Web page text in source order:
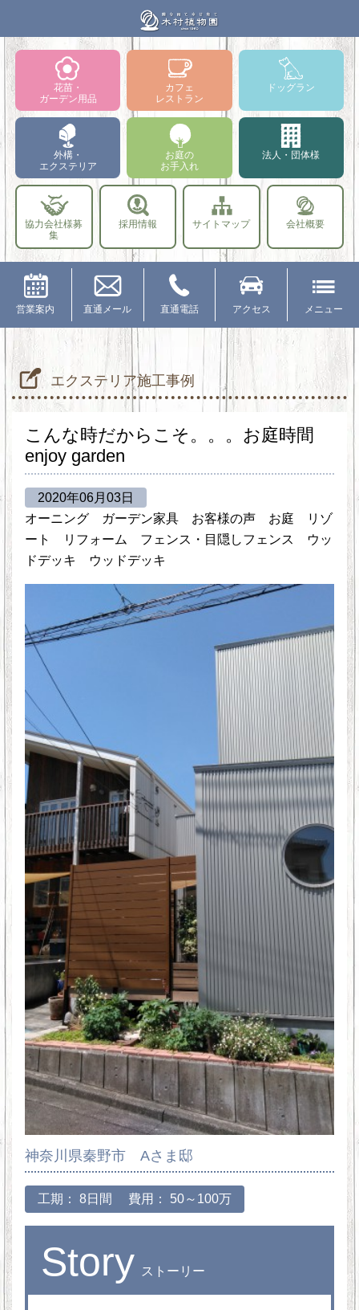
花苗・
ガーデン用品
カフェ
レストラン
ドッグラン
外構・
エクステリア
お庭の
お手入れ
法人・団体様
協力会社様募
集
採用情報 サイトマップ 会社概要
営業案内 直通メール 直通電話 アクセス メニュー
エクステリア施工事例
こんな時だからこそ。。。お庭時間
enjoy garden
2020年06月03日
オーニング
ガーデン家具 お客様の声 お庭
リゾ
ート
リフォーム フェンス・目隠しフェンス
ウッ
ドデッキ
ウッドデッキ
神奈川県秦野市 Aさま邸
工期： 8日間 費用： 50～100万
Story ストーリー